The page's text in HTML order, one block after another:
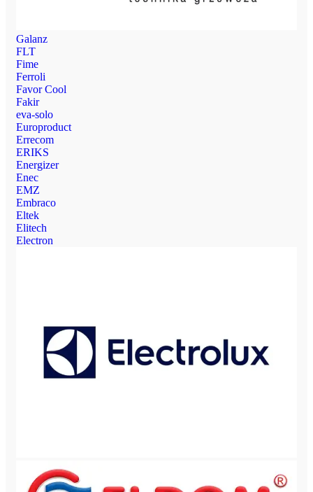
Galanz
FLT
Fime
Ferroli
Favor Cool
Fakir
eva-solo
Europroduct
Errecom
ERIKS
Energizer
Enec
EMZ
Embraco
Eltek
Elitech
Electron